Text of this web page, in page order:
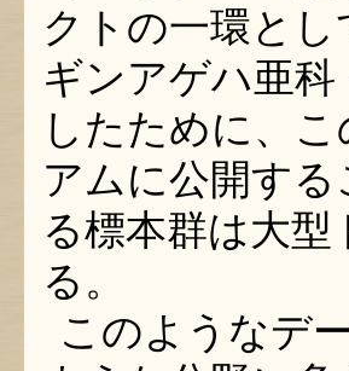
クトの一環と
ギンアゲハ亜
したために、
アムに公開す
る標本群は大
る。
このようなデ